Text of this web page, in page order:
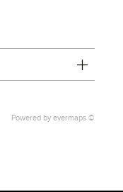
Powered by evermaps ©